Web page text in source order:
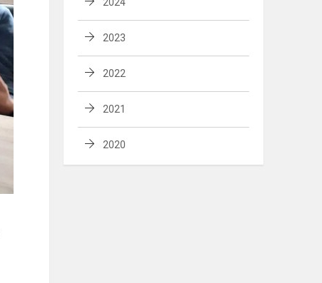
2023
2022
2021
2020